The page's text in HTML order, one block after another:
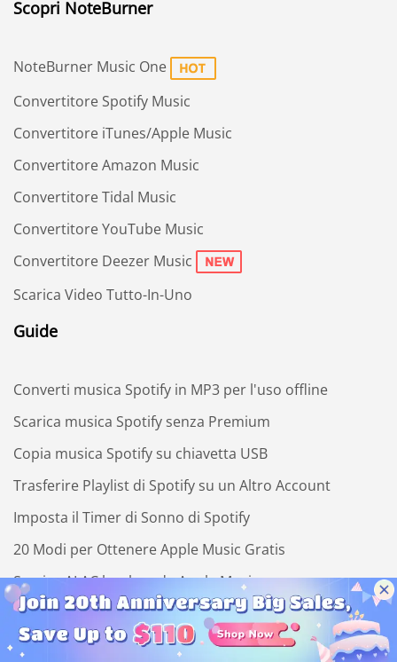
Scopri NoteBurner
NoteBurner Music One
Convertitore Spotify Music
Convertitore iTunes/Apple Music
Convertitore Amazon Music
Convertitore Tidal Music
Convertitore YouTube Music
Convertitore Deezer Music
Scarica Video Tutto-In-Uno
Guide
Converti musica Spotify in MP3 per l'uso offline
Scarica musica Spotify senza Premium
Copia musica Spotify su chiavetta USB
Trasferire Playlist di Spotify su un Altro Account
Imposta il Timer di Sonno di Spotify
20 Modi per Ottenere Apple Music Gratis
Scarica ALAC lossless da Apple Music
2 Modi per Convertire Gratuitamente Playlist di
YouTube in MP3